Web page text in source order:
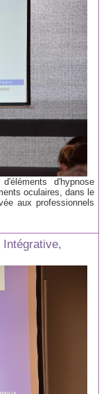
d'hypnose
oculaires, dans le
aux professionnels
Intégrative,